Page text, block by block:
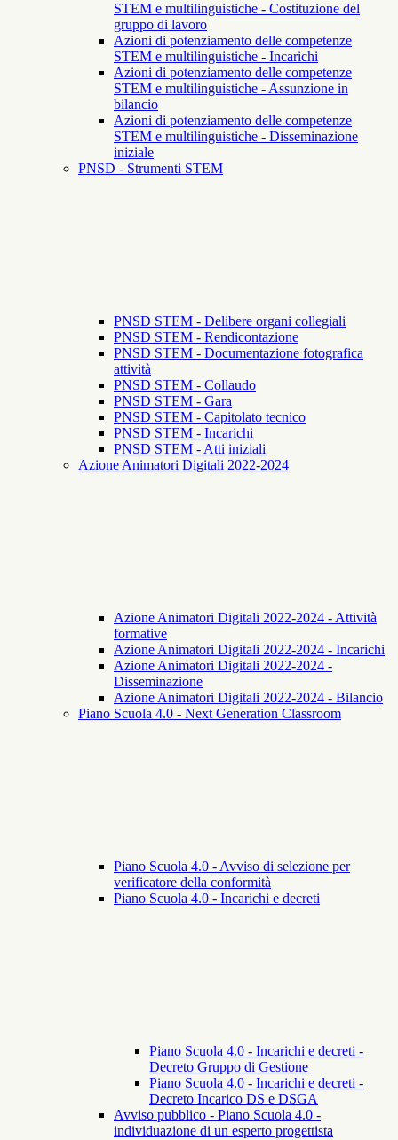
STEM e multilinguistiche - Costituzione del
gruppo di lavoro
Azioni di potenziamento delle competenze
STEM e multilinguistiche - Incarichi
Azioni di potenziamento delle competenze
STEM e multilinguistiche - Assunzione in
bilancio
Azioni di potenziamento delle competenze
STEM e multilinguistiche - Disseminazione
iniziale
PNSD - Strumenti STEM
PNSD STEM - Delibere organi collegiali
PNSD STEM - Rendicontazione
PNSD STEM - Documentazione fotografica
attività
PNSD STEM - Collaudo
PNSD STEM - Gara
PNSD STEM - Capitolato tecnico
PNSD STEM - Incarichi
PNSD STEM - Atti iniziali
Azione Animatori Digitali 2022-2024
Azione Animatori Digitali 2022-2024 - Attività
formative
Azione Animatori Digitali 2022-2024 - Incarichi
Azione Animatori Digitali 2022-2024 -
Disseminazione
Azione Animatori Digitali 2022-2024 - Bilancio
Piano Scuola 4.0 - Next Generation Classroom
Piano Scuola 4.0 - Avviso di selezione per
verificatore della conformità
Piano Scuola 4.0 - Incarichi e decreti
Piano Scuola 4.0 - Incarichi e decreti -
Decreto Gruppo di Gestione
Piano Scuola 4.0 - Incarichi e decreti -
Decreto Incarico DS e DSGA
Avviso pubblico - Piano Scuola 4.0 -
individuazione di un esperto progettista